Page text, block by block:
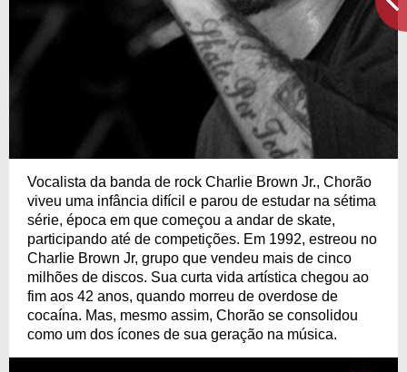
Vocalista da banda de rock Charlie Brown Jr., Chorão
viveu uma infância difícil e parou de estudar na sétima
série, época em que começou a andar de skate,
participando até de competições. Em 1992, estreou no
Charlie Brown Jr, grupo que vendeu mais de cinco
milhões de discos. Sua curta vida artística chegou ao
fim aos 42 anos, quando morreu de overdose de
cocaína. Mas, mesmo assim, Chorão se consolidou
como um dos ícones de sua geração na música.